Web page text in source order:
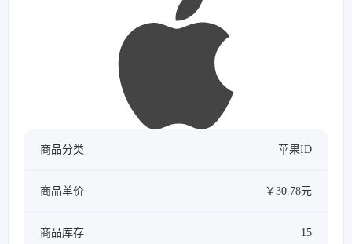
商品分类 苹果ID
商品单价 ￥30.78元
商品库存 15